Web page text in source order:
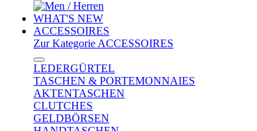
WHAT'S NEW
ACCESSOIRES
Zur Kategorie ACCESSOIRES
LEDERGÜRTEL
TASCHEN & PORTEMONNAIES
AKTENTASCHEN
CLUTCHES
GELDBÖRSEN